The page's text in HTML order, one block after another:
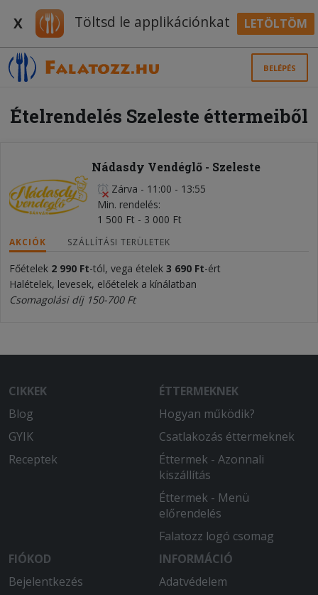
X Töltsd le applikációnkat LETÖLTÖM
BELÉPÉS
Ételrendelés Szeleste éttermeiből
Nádasdy Vendéglő - Szeleste
Zárva - 11:00 - 13:55
Min. rendelés
1 500 Ft - 3 000 Ft
AKCIÓK SZÁLLÍTÁSI TERÜLETEK
Főételek 2 990 Ft-tól, vega ételek 3 690 Ft-ért
Halételek, levesek, előételek a kínálatban
Csomagolási díj 150-700 Ft
CIKKEK
Blog
GYIK
Receptek
ÉTTERMEKNEK
Hogyan működik?
Csatlakozás éttermeknek
Éttermek - Azonnali
kiszállítás
Éttermek - Menü
előrendelés
Falatozz logó csomag
FIÓKOD
Bejelentkezés
INFORMÁCIÓ
Adatvédelem